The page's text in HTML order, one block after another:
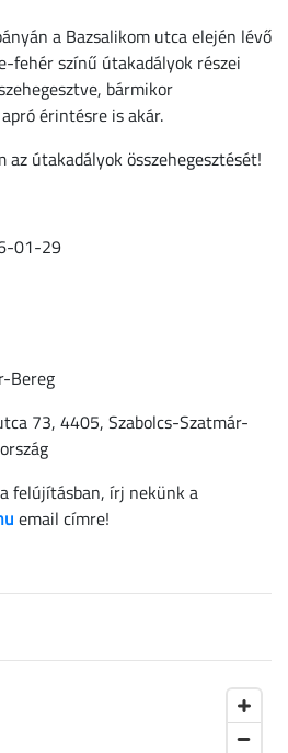
a Bazsalikom utca elején lévő
fehér színű útakadályok részei
bármikor
érintésre is akár.
az útakadályok összehegesztését!
01-29
Bereg
73, 4405, Szabolcs-Szatmár-
felújításban, írj nekünk a
email címre!